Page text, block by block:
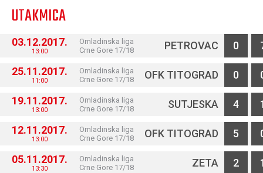
UTAKMICA
03.12.2017.
13:00
Omladinska liga
Crne Gore 17/18
PETROVAC 0
25.11.2017.
11:00
Omladinska liga
Crne Gore 17/18
OFK TITOGRAD 0
19.11.2017.
13:00
Omladinska liga
Crne Gore 17/18
SUTJESKA 4
12.11.2017.
13:00
Omladinska liga
Crne Gore 17/18
OFK TITOGRAD 5
05.11.2017.
13:30
Omladinska liga
Crne Gore 17/18
ZETA 2